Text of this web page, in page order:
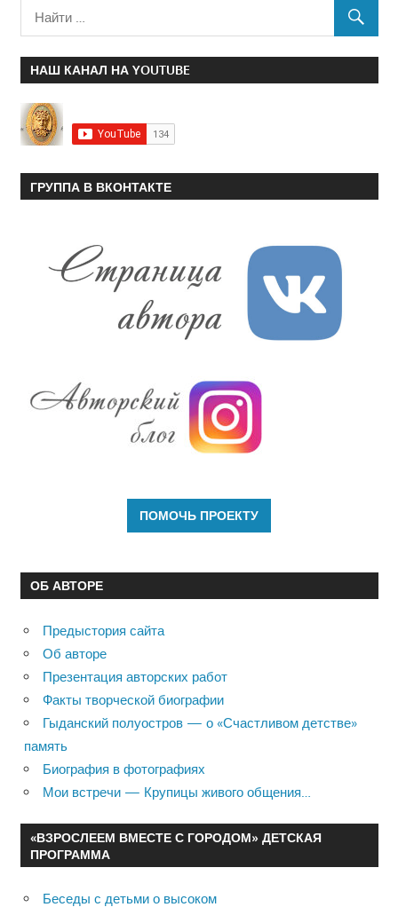
НАШ КАНАЛ НА YOUTUBE
ГРУППА В ВКОНТАКТЕ
ОБ АВТОРЕ
Предыстория сайта
Об авторе
Презентация авторских работ
Факты творческой биографии
Гыданский полуостров — о «Счастливом детстве»
память
Биография в фотографиях
Мои встречи — Крупицы живого общения…
«ВЗРОСЛЕЕМ ВМЕСТЕ С ГОРОДОМ» ДЕТСКАЯ
ПРОГРАММА
Беседы с детьми о высоком